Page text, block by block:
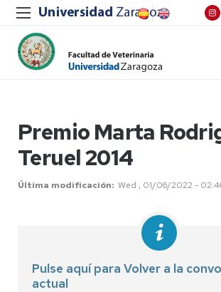
Premio Marta
Teruel 2014
Última modificación Wed , 01/06/2022 -
Pulse aquí para Volver a la
actual